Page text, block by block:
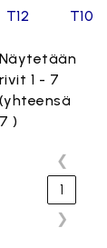
T12 T10
Näytetään
rivit 1 - 7
(yhteensä
7 )
❮
1
❯